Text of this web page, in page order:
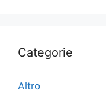
Categorie
Altro